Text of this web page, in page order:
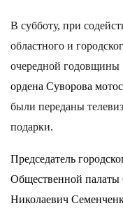
В субботу, при
областного и
очередной годовщины
ордена Суворова
были переданы
подарки.
Председатель
Общественной палаты
Николаевич